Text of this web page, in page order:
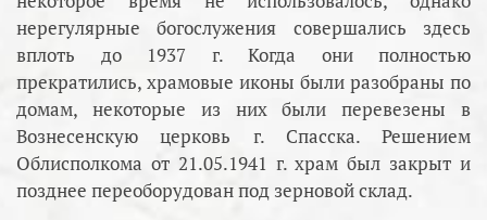
нерегулярные богослужения совершались здесь
вплоть до 1937 г. Когда они полностью
прекратились, храмовые иконы были разобраны по
домам, некоторые из них были перевезены в
Вознесенскую церковь г. Спасска. Решением
Облисполкома от 21.05.1941 г. храм был закрыт и
позднее переоборудован под зерновой склад.